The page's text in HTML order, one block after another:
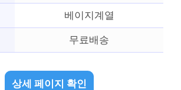
베이지계열
무료배송
상세 페이지 확인